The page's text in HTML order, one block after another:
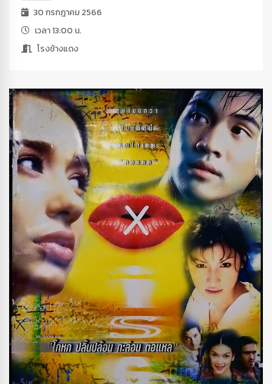
30 กรกฎาคม 2566
เวลา 13:00 น.
โรงช้างแดง